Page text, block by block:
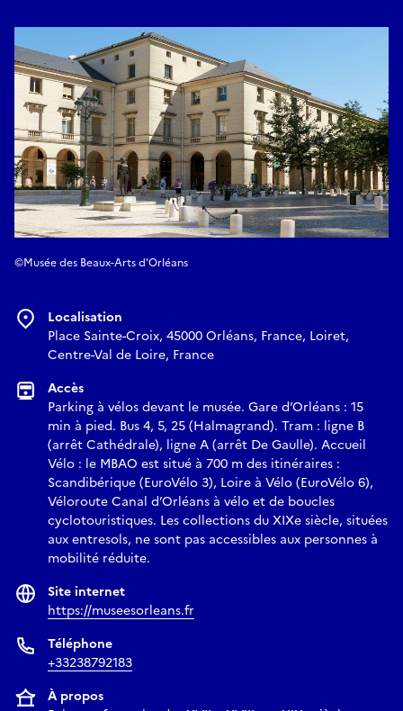
©Musée des Beaux-Arts d'Orléans
Localisation
Place Sainte-Croix, 45000 Orléans, France, Loiret,
Centre-Val de Loire, France
Accès
Parking à vélos devant le musée. Gare d’Orléans : 15
min à pied. Bus 4, 5, 25 (Halmagrand). Tram : ligne B
(arrêt Cathédrale), ligne A (arrêt De Gaulle). Accueil
Vélo : le MBAO est situé à 700 m des itinéraires :
Scandibérique (EuroVélo 3), Loire à Vélo (EuroVélo 6),
Véloroute Canal d’Orléans à vélo et de boucles
cyclotouristiques. Les collections du XIXe siècle, situées
aux entresols, ne sont pas accessibles aux personnes à
mobilité réduite.
Site internet
https://museesorleans.fr
Téléphone
+33238792183
À propos